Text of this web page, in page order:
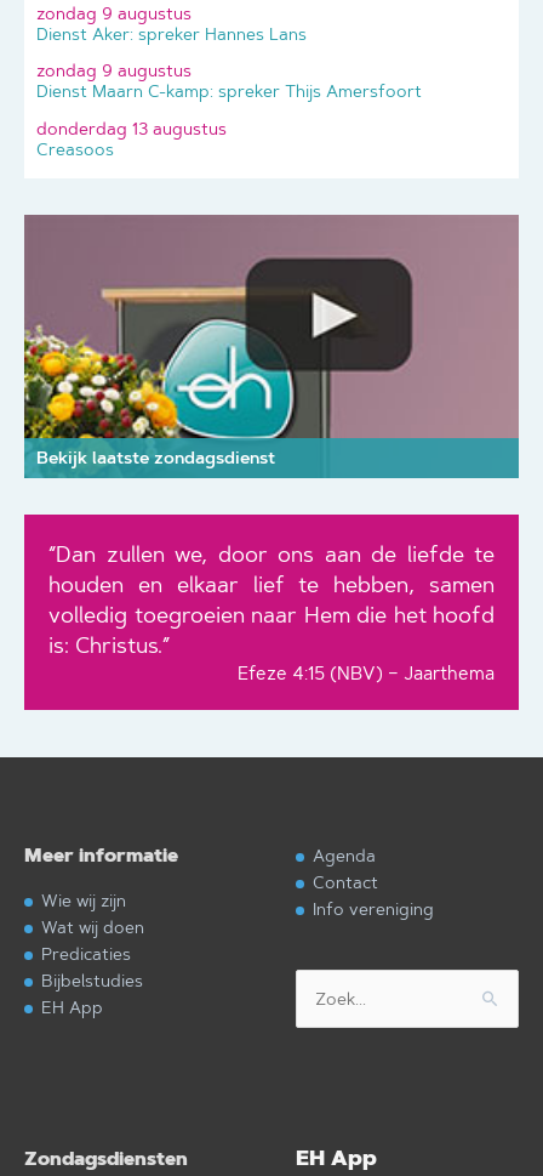
zondag 9 augustus
Dienst Aker: spreker Hannes Lans
zondag 9 augustus
Dienst Maarn C-kamp: spreker Thijs Amersfoort
donderdag 13 augustus
Creasoos
Bekijk laatste zondagsdienst
“Dan zullen we, door ons aan de liefde te
houden en elkaar lief te hebben, samen
volledig toegroeien naar Hem die het hoofd
is: Christus.”
Efeze 4:15 (NBV) – Jaarthema
Meer informatie
Wie wij zijn
Wat wij doen
Predicaties
Bijbelstudies
EH App
Agenda
Contact
Info vereniging
naar:
Zondagsdiensten EH App